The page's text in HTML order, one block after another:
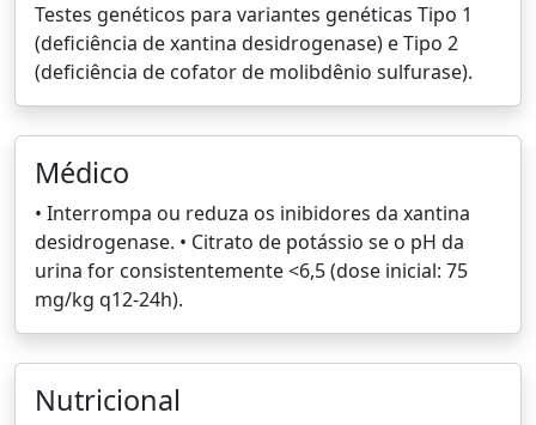
Testes genéticos para variantes genéticas Tipo 1
(deficiência de xantina desidrogenase) e Tipo 2
(deficiência de cofator de molibdênio sulfurase).
Médico
• Interrompa ou reduza os inibidores da xantina
desidrogenase. • Citrato de potássio se o pH da
urina for consistentemente <6,5 (dose inicial: 75
mg/kg q12-24h).
Nutricional